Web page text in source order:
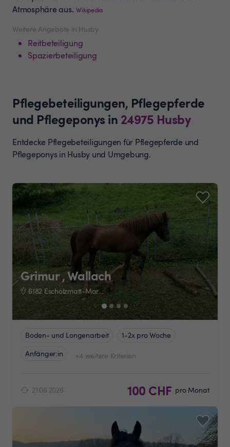
Weitere Angebote in Husby
Reitbeteiligung
Spazierbeteiligung
Atmosphäre aus. Wikipedia
Pflegebeteiligungen, Pflegepferde
und Pflegeponys in 24975 Husby
Entdecke Pflegebeteiligungen für Pflegepferde und
Pflegeponys in Husby und Umgebung.
Grimur , Wallach
6182 Escholzmatt-Marbach
Boden- und Longenarbeit
1-2x pro Woche
Anfänger:in
+4 weitere Kriterien
21.06.2026 100 CHF pro Monat